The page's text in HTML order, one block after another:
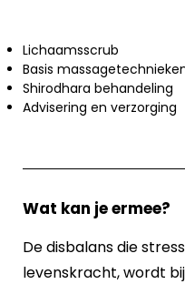
Lichaamsscrub
Basis
Shirodhara behandeling
Advisering en verzorging
Wat kan je ermee?
De disbalans die
levenskracht, wordt